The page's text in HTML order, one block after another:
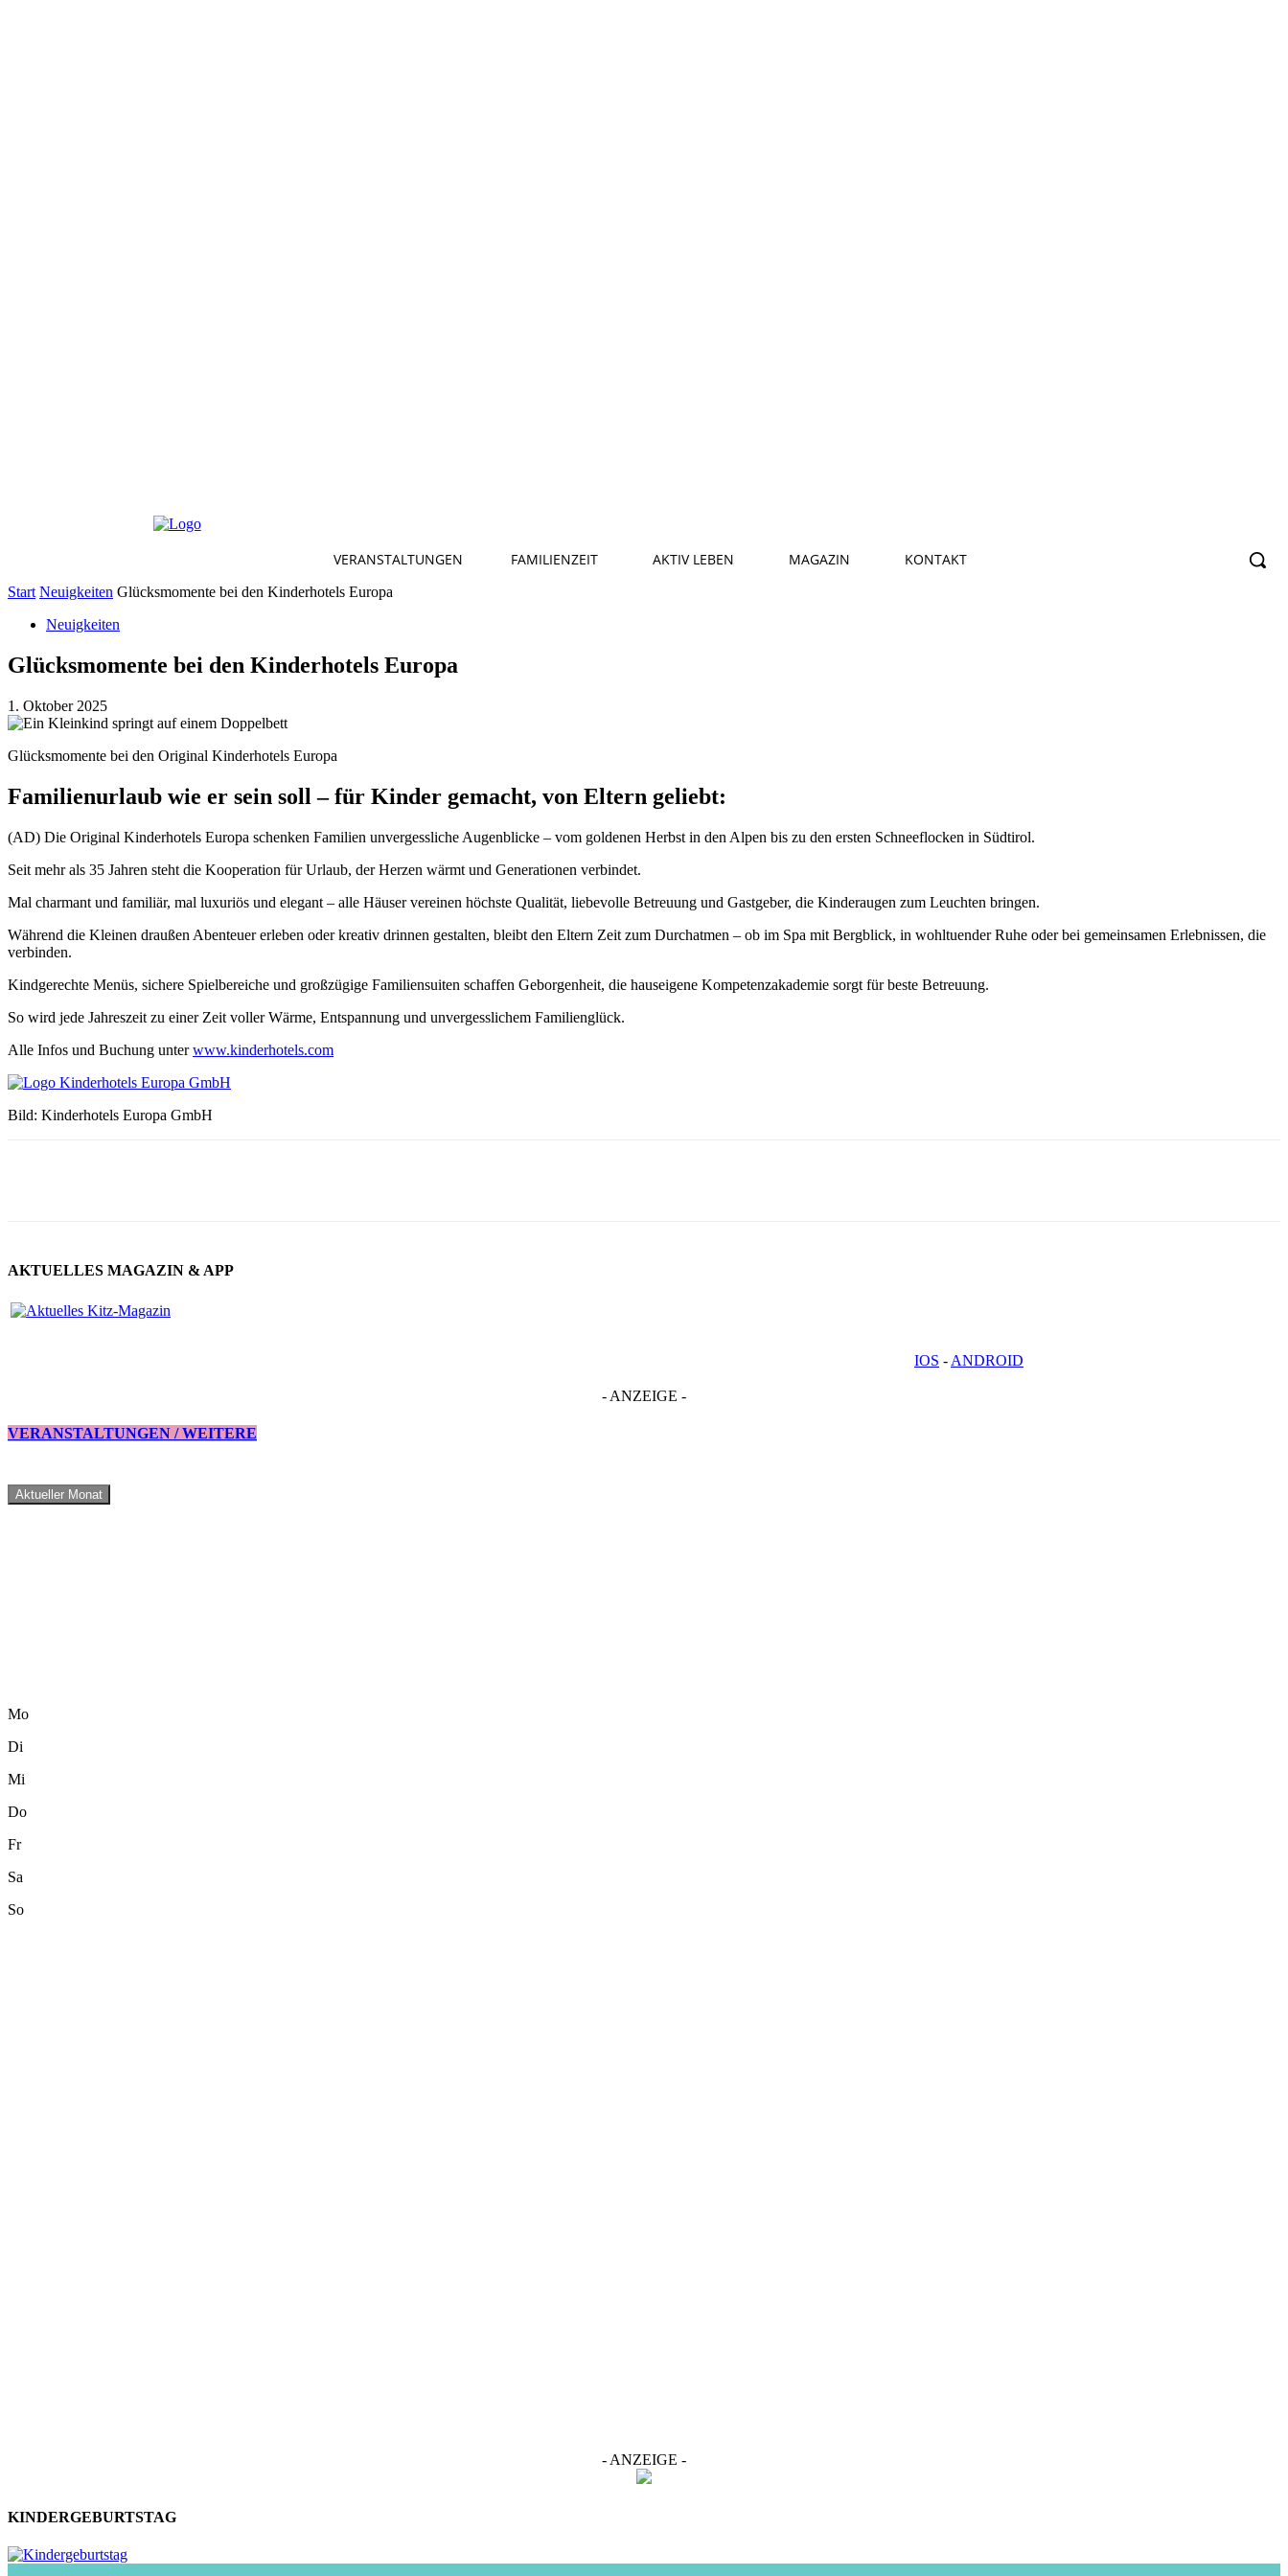
VERANSTALTUNGEN FAMILIENZEIT AKTIV LEBEN MAGAZIN KONTAKT
Start Neuigkeiten Glücksmomente bei den Kinderhotels Europa
Neuigkeiten
Glücksmomente bei den Kinderhotels Europa
1. Oktober 2025
Glücksmomente bei den Original Kinderhotels Europa
Familienurlaub wie er sein soll – für Kinder gemacht, von Eltern geliebt:
(AD) Die Original Kinderhotels Europa schenken Familien unvergessliche Augenblicke – vom goldenen Herbst in den Alpen bis zu den ersten Schneeflocken in Südtirol.
Seit mehr als 35 Jahren steht die Kooperation für Urlaub, der Herzen wärmt und Generationen verbindet.
Mal charmant und familiär, mal luxuriös und elegant – alle Häuser vereinen höchste Qualität, liebevolle Betreuung und Gastgeber, die Kinderaugen zum Leuchten bringen.
Während die Kleinen draußen Abenteuer erleben oder kreativ drinnen gestalten, bleibt den Eltern Zeit zum Durchatmen – ob im Spa mit Bergblick, in wohltuender Ruhe oder bei gemeinsamen Erlebnissen, die
verbinden.
Kindgerechte Menüs, sichere Spielbereiche und großzügige Familiensuiten schaffen Geborgenheit, die hauseigene Kompetenzakademie sorgt für beste Betreuung.
So wird jede Jahreszeit zu einer Zeit voller Wärme, Entspannung und unvergesslichem Familienglück.
Alle Infos und Buchung unterwww.kinderhotels.com
Bild: Kinderhotels Europa GmbH
AKTUELLES MAGAZIN & APP
IOS - ANDROID
- ANZEIGE -
VERANSTALTUNGEN / WEITERE
Aktueller Monat
Mo
Di
Mi
Do
Fr
Sa
So
- ANZEIGE -
KINDERGEBURTSTAG